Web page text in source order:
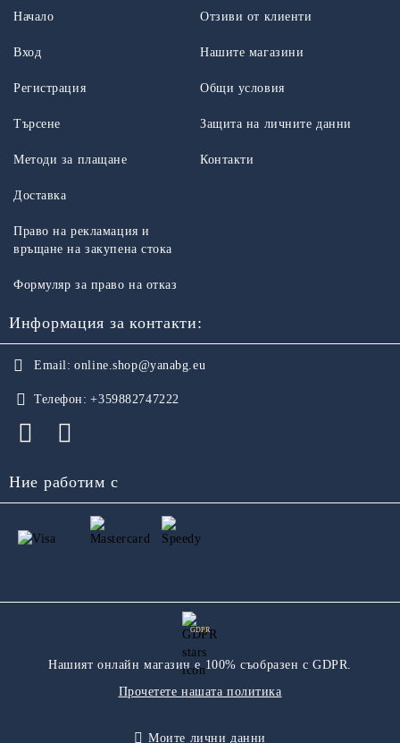
Начало
Вход
Регистрация
Търсене
Отзиви от клиенти
Нашите магазини
Общи условия
Защита на личните данни
Методи за плащане
Доставка
Право на рекламация и
връщане на закупена стока
Формуляр за право на отказ
Контакти
Информация за контакти:
Email: online.shop@yanabg.eu
Телефон: +359882747222
Ние работим с
GDPR
Нашият онлайн магазин е 100% съобразен с GDPR.
Прочетете нашата политика
Моите лични данни